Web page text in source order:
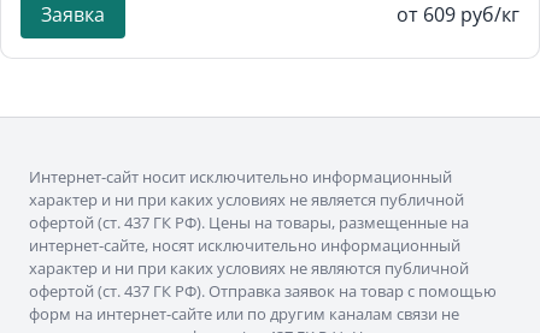
Заявка от 609 руб/кг
Интернет-сайт носит исключительно информационный
характер и ни при каких условиях не является публичной
офертой (ст. 437 ГК РФ). Цены на товары, размещенные на
интернет-сайте, носят исключительно информационный
характер и ни при каких условиях не являются публичной
офертой (ст. 437 ГК РФ). Отправка заявок на товар с помощью
форм на интернет-сайте или по другим каналам связи не